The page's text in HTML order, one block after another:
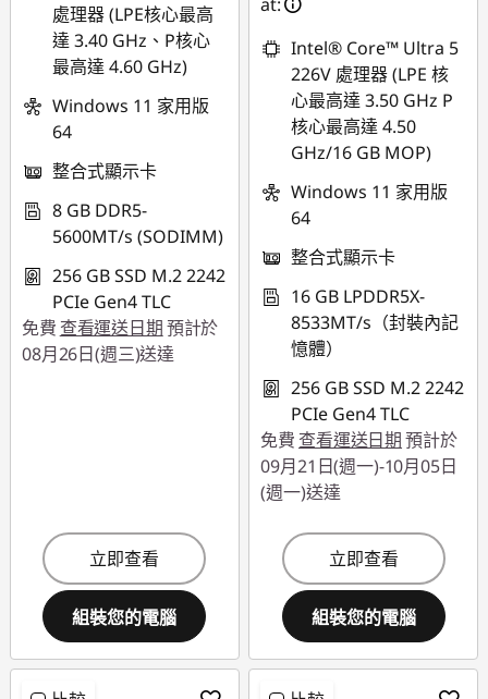
處理器 (LPE核心最高
達 3.40 GHz、P核心
最高達 4.60 GHz)
Windows 11 家用版
64
整合式顯示卡
8 GB DDR5-
5600MT/s (SODIMM)
256 GB SSD M.2 2242
PCIe Gen4 TLC
免費 查看運送日期預計於
08月26日(週三)送達
立即查看
組裝您的電腦
at:
Intel® Core™ Ultra 5
226V 處理器 (LPE 核
心最高達 3.50 GHz P
核心最高達 4.50
GHz/16 GB MOP)
Windows 11 家用版
64
整合式顯示卡
16 GB LPDDR5X-
8533MT/s（封裝內記
憶體）
256 GB SSD M.2 2242
PCIe Gen4 TLC
免費 查看運送日期預計於
09月21日(週一)-10月05日
(週一)送達
立即查看
組裝您的電腦